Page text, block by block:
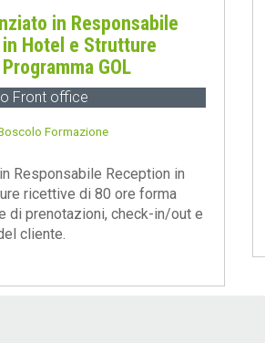
in Responsabile
Hotel e Strutture
GOL
Front office
Formazione
Responsabile Reception in
ricettive di 80 ore forma
di prenotazioni, check-in/out e
cliente.